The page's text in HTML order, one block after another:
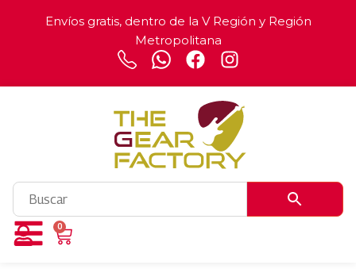
Envíos gratis, dentro de la V Región y Región
Metropolitana
0